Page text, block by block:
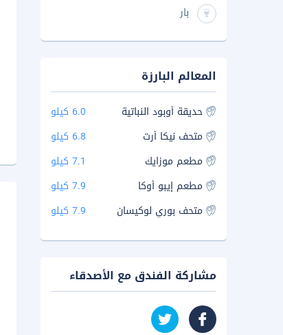
بار
المعالم البارزة
حديقة أوبود النباتية
6.0 كيلو
متحف نيكا أرت
6.8 كيلو
مطعم موزايك
7.1 كيلو
مطعم إيبو أوكا
7.9 كيلو
متحف بوري لوكيسان
7.9 كيلو
مشاركة الفندق مع الأصدقاء